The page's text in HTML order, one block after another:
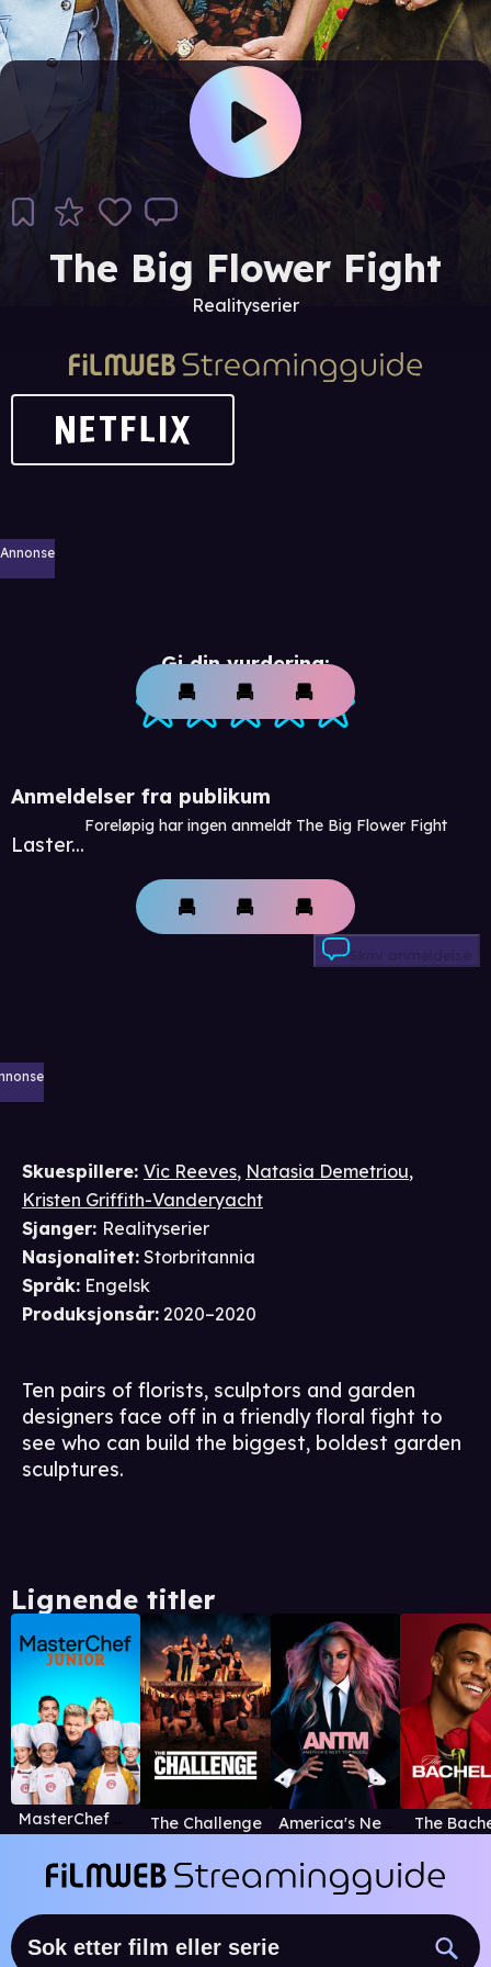
The Big Flower Fight
Realityserier
Annonse
Gi din vurdering:
Anmeldelser fra publikum
Laster...
Foreløpig har ingen anmeldt The Big Flower Fight
Skriv anmeldelse
Skuespillere: Vic Reeves, Natasia Demetriou,
Kristen Griffith-Vanderyacht
Sjanger: Realityserier
Nasjonalitet: Storbritannia
Språk: Engelsk
Produksjonsår: 2020–2020
Ten pairs of florists, sculptors and garden
designers face off in a friendly floral fight to
see who can build the biggest, boldest garden
sculptures.
Lignende titler
MasterChef Junior The Challenge America's Next Top Model The